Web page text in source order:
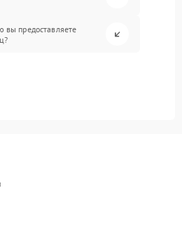
предоставляете